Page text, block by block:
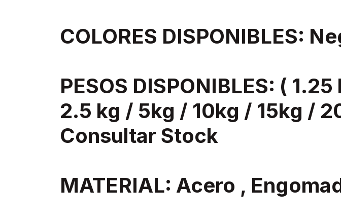
COLORES DISPONIBLES:
PESOS DISPONIBLES: (
2.5 kg / 5kg / 10kg / 15kg /
Consultar Stock
MATERIAL: Acero ,